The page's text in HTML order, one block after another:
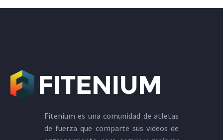
Fitenium es una comunidad de atletas
de fuerza que comparte sus videos de